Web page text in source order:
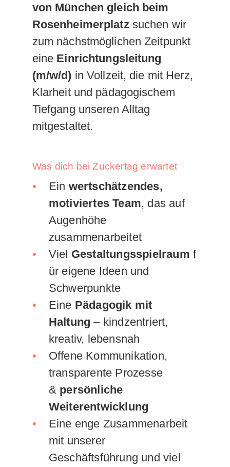
von München gleich beim
Rosenheimerplatzsuchen wir
zum nächstmöglichen Zeitpunkt
eine Einrichtungsleitung
(m/w/d) in Vollzeit, die mit Herz,
Klarheit und pädagogischem
Tiefgang unseren Alltag
mitgestaltet.
Was dich bei Zuckertag erwartet
Ein wertschätzendes,
motiviertes Team, das auf
Augenhöhe
zusammenarbeitet
Viel Gestaltungsspielraum f
ür eigene Ideen und
Schwerpunkte
Eine Pädagogik mit
Haltung – kindzentriert,
kreativ, lebensnah
Offene Kommunikation,
transparente Prozesse
& persönliche
Weiterentwicklung
Eine enge Zusammenarbeit
mit unserer
Geschäftsführung und viel